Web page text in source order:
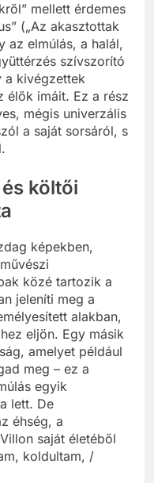
mellett érdemes
(„Az akasztottak
az elmúlás, a halál,
szívszorító
a kivégzettek
élők imáit. Ez a rész
mégis univerzális
a saját sorsáról, s
költői
képekben,
közé tartozik a
jeleníti meg a
alakban,
eljön. Egy másik
amelyet például
meg – ez a
egyik
lett. De
éhség, a
saját életéből
koldultam, /